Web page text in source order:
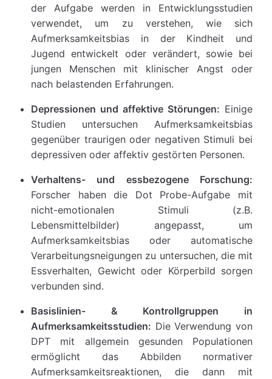
der Aufgabe werden in Entwicklungsstudien
verwendet, um zu verstehen, wie sich
Aufmerksamkeitsbias in der Kindheit und
Jugend entwickelt oder verändert, sowie bei
jungen Menschen mit klinischer Angst oder
nach belastenden Erfahrungen.
Depressionen und affektive Störungen: Einige
Studien untersuchen Aufmerksamkeitsbias
gegenüber traurigen oder negativen Stimuli bei
depressiven oder affektiv gestörten Personen.
Verhaltens- und essbezogene Forschung:
Forscher haben die Dot Probe-Aufgabe mit
nicht-emotionalen Stimuli (z.B.
Lebensmittelbilder) angepasst, um
Aufmerksamkeitsbias oder automatische
Verarbeitungsneigungen zu untersuchen, die mit
Essverhalten, Gewicht oder Körperbild sorgen
verbunden sind.
Basislinien- & Kontrollgruppen in
Aufmerksamkeitsstudien: Die Verwendung von
DPT mit allgemein gesunden Populationen
ermöglicht das Abbilden normativer
Aufmerksamkeitsreaktionen, die dann mit